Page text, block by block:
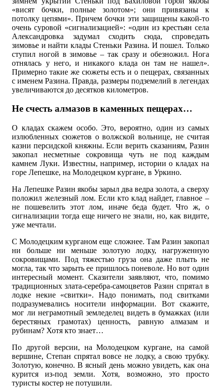
«висят бочки, полные золотом»; они привязаны к
потолку цепями». Причем бочки эти защищены какой-то
очень суровой «сигнализацией»: «один из крестьян села
Александровка задумал сходить сюда, спроведать
зимовье и найти клады Стеньки Разина. И пошел. Только
ступил ногой в зимовье – так сразу и обезножил. Нога
отнялась у него, и никакого клада он там не нашел».
Примерно такие же сюжеты есть и о пещерах, связанных
с именем Разина. Правда, размеры подземелий в легендах
увеличиваются до десятков километров.
Не счесть алмазов в каменных пещерах…
О кладах скажем особо. Это, вероятно, один из самых
излюбленных сюжетов о волжской вольнице, не считая
казни персидской княжны. Если верить сказаниям, Разин
закопал несметные сокровища чуть не под каждым
камнем Луки. Известны, например, истории о кладах на
горе Лепешке, на Молодецком кургане, в Уркино.
На Лепешке Разин якобы зарыл два ведра золота, а сверху
положил железный лом. Если кто клад найдет, главное –
не пошевелить этот лом, иначе беда будет. Что ж, о
сигнализации тогда еще ничего не знали, но, как видите,
уже мечтали.
С Молодецким курганом еще сложнее. Там Разин закопал
ни больше ни меньше золотую лодку, нагруженную
сокровищами. Под тяжестью груза она даже плыть не
могла, так что зарыть ее пришлось поневоле. Но вот один
интересный момент. Сказители заявляют, что, помимо
традиционных злата-серебра-самоцветов Разин спрятал в
лодке некие «свитки». Надо понимать, под свитками
подразумевались носители информации. Вот скажите,
мог ли неграмотный земледелец видеть в бумажках (или
берестяных грамотах) ценность, равную алмазам и
рубинам? Хотя кто знает…
По другой версии, на Молодецком кургане, на самой
вершине, Степан спрятал вовсе не лодку, а свою трубку.
Золотую, конечно. В ясный день можно увидеть, как она
курится из-под земли. Хотя, возможно, это просто
туристы костер не потушили.